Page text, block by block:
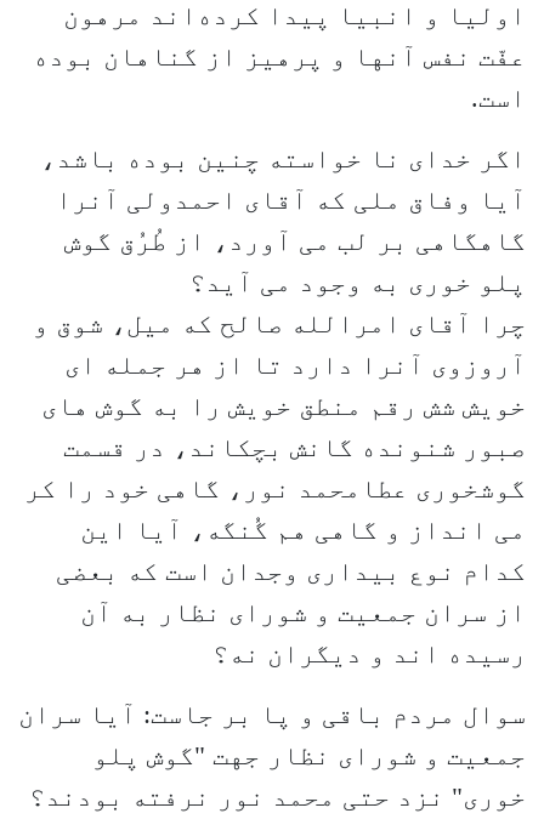
اولیا و انبیا پیدا کرده‌اند مرهون
عفّت نفس آنها و پرهیز از گناهان بوده
است.
اگر خدای نا خواسته چنین بوده باشد،
آیا وفاق ملی که آقای احمدولی آنرا
گاهگاهی بر لب می آورد، از طُرُق گوش
پلو خوری به وجود می آید؟
چرا آقای امرالله صالح که میل، شوق و
آروزوی آنرا دارد تا از هر جمله ای
خویش شش رقم منطق خویش را به گوش های
صبور شنونده گانش بچکاند، در قسمت
گوشخوری عطامحمد نور، گاهی خود را کر
می انداز و گاهی هم گُنگه، آیا این
کدام نوع بیداری وجدان است که بعضی
از سران جمعیت و شورای نظار به آن
رسیده اند و دیگران نه؟
سوال مردم باقی و پا بر جاست: آیا سران
جمعیت و شورای نظار جهت "گوش پلو
خوری" نزد حتی محمد نور نرفته بودند؟